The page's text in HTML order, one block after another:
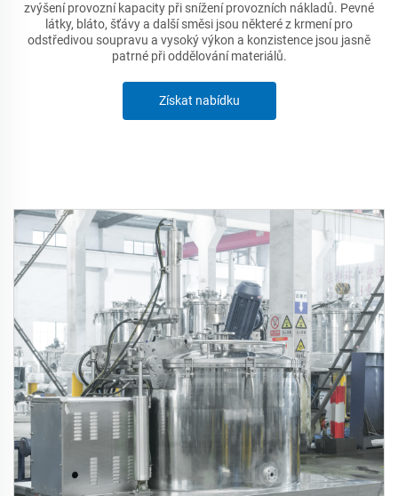
zvýšení provozní kapacity při snížení provozních nákladů. Pevné
látky, bláto, šťávy a další směsi jsou některé z krmení pro
odstředivou soupravu a vysoký výkon a konzistence jsou jasně
patrné při oddělování materiálů.
Získat nabídku